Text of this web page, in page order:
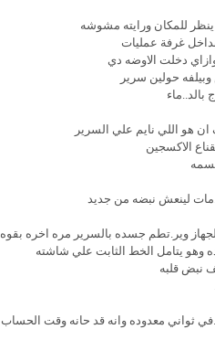
ينظر للمكان ورايته مشوشه
غرفة عمليات
دخلت الاوضه دي
حولين سرير
هو اللي نايم علي السرير
الاكسجين
لينعش نبضه من جديد
وير.تطم جسده بالسرير مره اخره بقوه
وهو يتامل الخط الثابت علي شاشته
نبض قلبه
ثواني معدوده وانه قد حانه وقت الحساب